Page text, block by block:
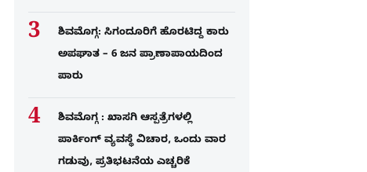
ಶಿವಮೊಗ್ಗ: ಸಿಗಂದೂರಿಗೆ ಹೊರಟಿದ್ದ ಕಾರು
ಅಪಘಾತ – 6 ಜನ ಪ್ರಾಣಾಪಾಯದಿಂದ
ಪಾರು
ಶಿವಮೊಗ್ಗ : ಖಾಸಗಿ ಆಸ್ಪತ್ರೆಗಳಲ್ಲಿ
ಪಾರ್ಕಿಂಗ್​ ವ್ಯವಸ್ಥೆ ವಿಚಾರ, ಒಂದು ವಾರ
ಗಡುವು, ಪ್ರತಿಭಟನೆಯ ಎಚ್ಚರಿಕೆ